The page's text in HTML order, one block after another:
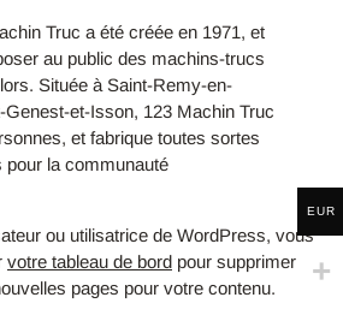
Truc a été créée en 1971, et
au public des machins-trucs
Située à Saint-Remy-en-
Genest-et-Isson, 123 Machin Truc
et fabrique toutes sortes
pour la communauté
ou utilisatrice de WordPress, vous
votre tableau de bord pour supprimer
pages pour votre contenu.
EUR